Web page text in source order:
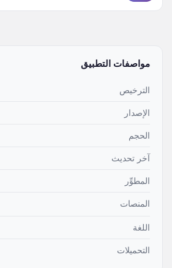
مواصفات التطبيق
الترخيص
الإصدار
الحجم
آخر تحديث
المطوِّر
المنصات
اللغة
التحميلات